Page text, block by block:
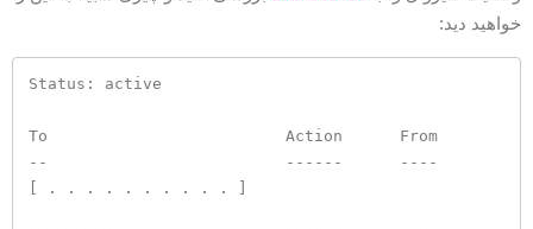
دید:
Status: active
To                         Action      From
--                         ------      ----
[ . . . . . . . . . . ]